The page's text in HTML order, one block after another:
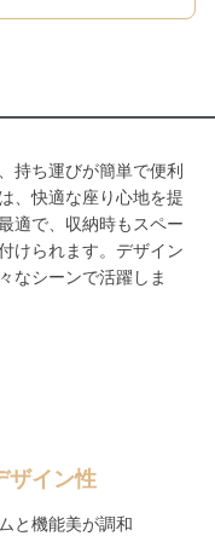
持ち運びが簡単で便利
、快適な座り心地を提
適で、収納時もスペー
けられます。デザイン
なシーンで活躍しま
ザイン性
と機能美が調和